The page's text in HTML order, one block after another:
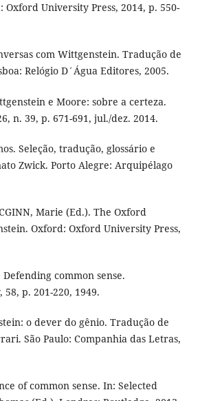
University Press, 2014, p. 550-
com Wittgenstein. Tradução de
Relógio D´Água Editores, 2005.
e Moore: sobre a certeza.
n. 39, p. 671-691, jul./dez. 2014.
Seleção, tradução, glossário e
Zwick. Porto Alegre: Arquipélago
Marie (Ed.). The Oxford
Oxford: Oxford University Press,
common sense.
p. 201-220, 1949.
o dever do gênio. Tradução de
São Paulo: Companhia das Letras,
of common sense. In: Selected